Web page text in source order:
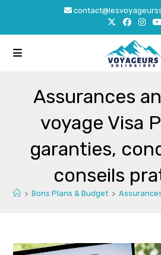
content
Assurances
voyage Visa
garanties,
conseils
> Bons Plans & Budget >